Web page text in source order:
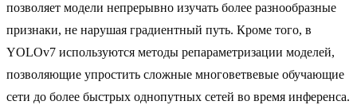
позволяет модели непрерывно изучать более разнообразные
признаки, не нарушая градиентный путь. Кроме того, в
YOLOv7 используются методы репараметризации моделей,
позволяющие упростить сложные многоветвевые обучающие
сети до более быстрых однопутных сетей во время инференса.